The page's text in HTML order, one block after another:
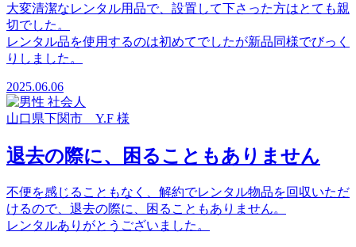
大変清潔なレンタル用品で、設置して下さった方はとても親
切でした。
レンタル品を使用するのは初めてでしたが新品同様でびっく
りしました。
2025.06.06
山口県下関市 Y.F 様
退去の際に、困ることもありません
不便を感じることもなく、解約でレンタル物品を回収いただ
けるので、退去の際に、困ることもありません。
レンタルありがとうございました。